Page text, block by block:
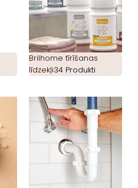
Brilhome tīrīšanas
līdzekļi34 Produkti